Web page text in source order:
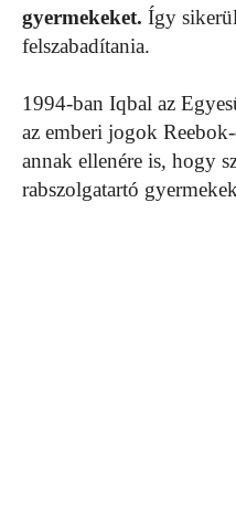
gyermekeket. Így
felszabadítania.
1994-ban Iqbal az
az emberi jogok
annak ellenére is, hogy
rabszolgatartó